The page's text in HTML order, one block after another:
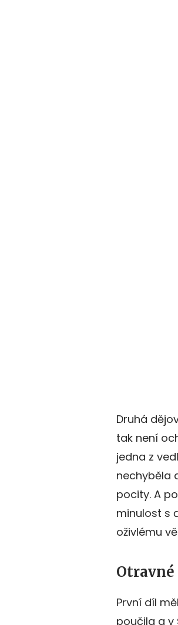
Druhá
tak není
jedna z
nechyběla
pocity. A
minulost s
oživlému
První díl
poučila a v